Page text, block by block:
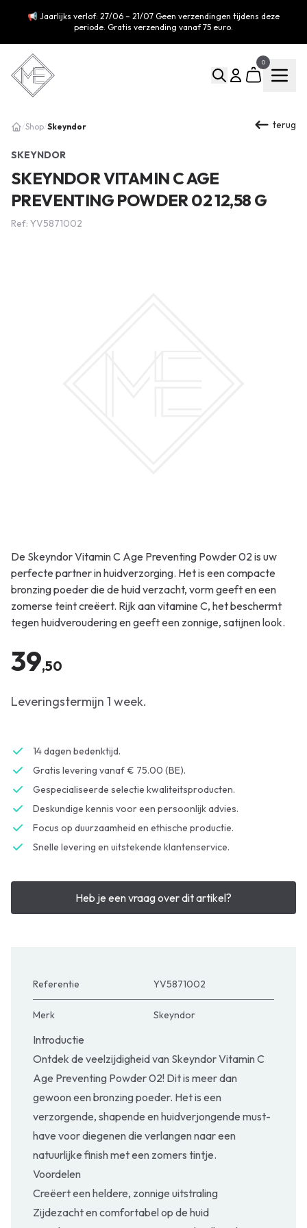
📢 Jaarlijks verlof: 27/06 – 21/07 Geen verzendingen tijdens deze
periode. Gratis verzending vanaf 75 euro.
0
/Shop/Skeyndor terug
SKEYNDOR
SKEYNDOR VITAMIN C AGE
PREVENTING POWDER 02 12,58 G
Ref: YV5871002
De Skeyndor Vitamin C Age Preventing Powder 02 is uw
perfecte partner in huidverzorging. Het is een compacte
bronzing poeder die de huid verzacht, vorm geeft en een
zomerse teint creëert. Rijk aan vitamine C, het beschermt
tegen huidveroudering en geeft een zonnige, satijnen look.
39,50
Leveringstermijn 1 week.
14 dagen bedenktijd.
Gratis levering vanaf € 75.00 (BE).
Gespecialiseerde selectie kwaliteitsproducten.
Deskundige kennis voor een persoonlijk advies.
Focus op duurzaamheid en ethische productie.
Snelle levering en uitstekende klantenservice.
Heb je een vraag over dit artikel?
Referentie YV5871002
Merk Skeyndor
Introductie
Ontdek de veelzijdigheid van Skeyndor Vitamin C
Age Preventing Powder 02! Dit is meer dan
gewoon een bronzing poeder. Het is een
verzorgende, shapende en huidverjongende must-
have voor diegenen die verlangen naar een
natuurlijke finish met een zomers tintje.
Voordelen
Creëert een heldere, zonnige uitstraling
Zijdezacht en comfortabel op de huid